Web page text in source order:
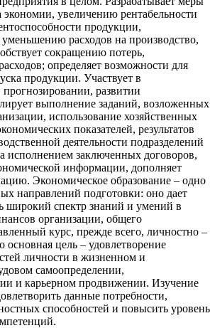
увеличению рентабельности
продукции,
расходов на производство,
сокращению потерь,
определяет возможности для
продукции. Участвует в
развитии
выполнение заданий, возложенных
использование хозяйственных
показателей, результатов
деятельности подразделений
исполнением заключенных договоров,
информации, дополняет
Экономическое образование – одно
направлений подготовки: оно дает
широкий спектр знаний и умений в
организации, общего
курс, прежде всего, личностно –
цель – удовлетворение
личности в жизненном и
самоопределении,
и карьерном продвижении. Изучение
данные потребности,
способностей и повысить уровень